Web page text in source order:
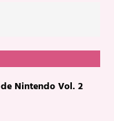
Nintendo Vol. 2